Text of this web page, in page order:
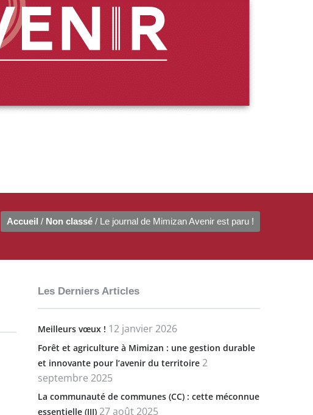
Accueil / Non classé / Le journal de Mimizan Avenir est paru !
Les Derniers Articles
Meilleurs vœux ! 12 janvier 2026
Forêt et agriculture à Mimizan : une gestion durable
et innovante pour l’avenir du territoire 2
septembre 2025
La communauté de communes (CC) : cette méconnue
essentielle (III) 27 août 2025